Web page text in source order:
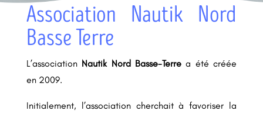
Association Nautik Nord
Basse Terre
L’association Nautik Nord Basse-Terre a été créée
en 2009.
Initialement, l’association cherchait à favoriser la